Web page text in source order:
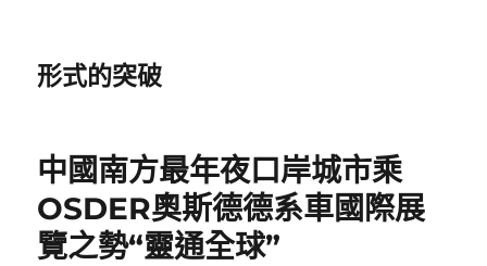
形式的突破
中國南方最年夜口岸城市乘
OSDER奧斯德德系車國際展
覽之勢“靈通全球”